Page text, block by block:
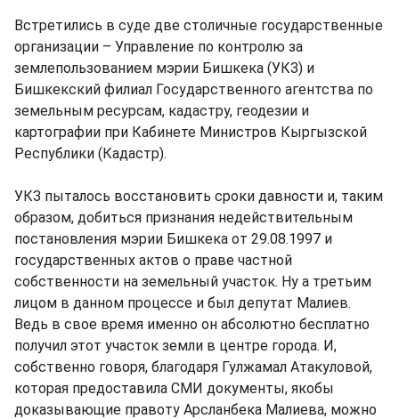
Встретились в суде две столичные государственные
организации – Управление по контролю за
землепользованием мэрии Бишкека (УКЗ) и
Бишкекский филиал Государственного агентства по
земельным ресурсам, кадастру, геодезии и
картографии при Кабинете Министров Кыргызской
Республики (Кадастр).
УКЗ пыталось восстановить сроки давности и, таким
образом, добиться признания недействительным
постановления мэрии Бишкека от 29.08.1997 и
государственных актов о праве частной
собственности на земельный участок. Ну а третьим
лицом в данном процессе и был депутат Малиев.
Ведь в свое время именно он абсолютно бесплатно
получил этот участок земли в центре города. И,
собственно говоря, благодаря Гулжамал Атакуловой,
которая предоставила СМИ документы, якобы
доказывающие правоту Арсланбека Малиева, можно